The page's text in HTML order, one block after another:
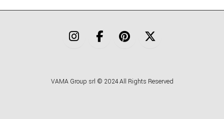
VAMA Group srl © 2024 All Rights Reserved